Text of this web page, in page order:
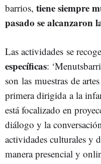
barrios, tiene siempre
pasado se alcanzaron
Las actividades se
específicas:
son las muestras de
primera dirigida a la
está focalizado en
diálogo y la
actividades culturales y
manera presencial y